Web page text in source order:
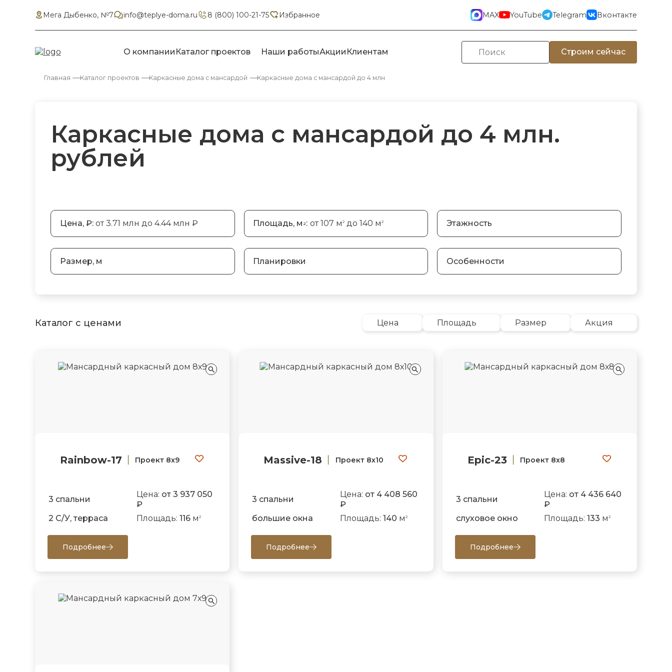
Мега Дыбенко, №7 info@teplye-doma.ru 8 (800) 100-21-75 Избранное MAX YouTube Telegram Вконтакте
О компании Каталог проектов Наши работыАкции Клиентам Строим сейчас
Главная Каталог проектов Каркасные дома с мансардой Каркасные дома с мансардой до 4 млн
Каркасные дома с мансардой до 4 млн.
рублей
Цена, ₽: от 3.71 млн до 4.44 млн ₽ Площадь, м 2 : от 107 м2 до 140 м2 Этажность
Размер, м Планировки Особенности
Каталог с ценами Цена Площадь Размер Акция
Rainbow-17 Проект 8х9
3 спальни
Цена: от 3 937 050
₽
2 С/У, терраса
Площадь: 116м 2
Подробнее
Massive-18 Проект 8х10
3 спальни
Цена: от 4 408 560
₽
большие окна
Площадь:140 м2
Подробнее
Epic-23 Проект 8х8
3 спальни
Цена: от 4 436 640
₽
слуховое окно
Площадь: 133 м 2
Подробнее